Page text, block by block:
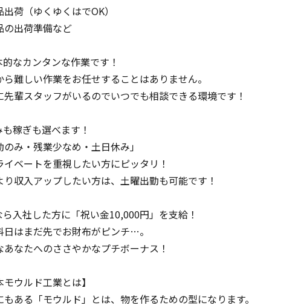
出荷（ゆくゆくはでOK）
出荷準備など
的なカンタンな作業です！
ら難しい作業をお任せすることはありません。
先輩スタッフがいるのでいつでも相談できる環境です！
稼ぎも選べます！
のみ・残業少なめ・土日休み」
ベートを重視したい方にピッタリ！
り収入アップしたい方は、土曜出勤も可能です！
ら入社した方に「祝い金10,000円」を支給！
日はまだ先でお財布がピンチ…。
あなたへのささやかなプチボーナス！
モウルド工業とは】
もある「モウルド」とは、物を作るための型になります。